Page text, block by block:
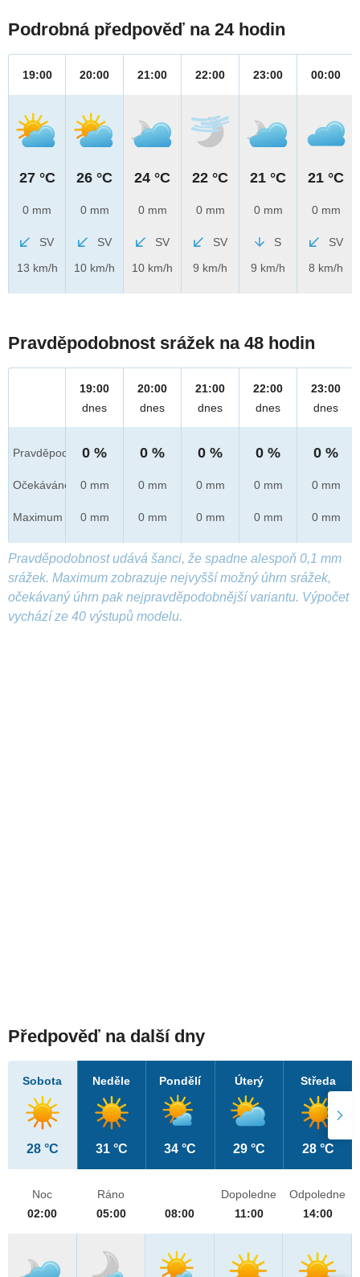
Podrobná předpověď na 24 hodin
19:00
27 °C
0 mm
SV
13 km/h
20:00
26 °C
0 mm
SV
10 km/h
21:00
24 °C
0 mm
SV
10 km/h
22:00
22 °C
0 mm
SV
9 km/h
23:00
21 °C
0 mm
S
9 km/h
00:00
21 °C
0 mm
SV
8 km/h
Pravděpodobnost srážek na 48 hodin
Pravděpod.
Očekáváno
Maximum
19:00
dnes
0 %
0 mm
0 mm
20:00
dnes
0 %
0 mm
0 mm
21:00
dnes
0 %
0 mm
0 mm
22:00
dnes
0 %
0 mm
0 mm
23:00
dnes
0 %
0 mm
0 mm
Pravděpodobnost udává šanci, že spadne alespoň 0,1 mm
srážek. Maximum zobrazuje nejvyšší možný úhrn srážek,
očekávaný úhrn pak nejpravděpodobnější variantu. Výpočet
vychází ze 40 výstupů modelu.
Předpověď na další dny
Sobota
28 °C
Neděle
31 °C
Pondělí
34 °C
Úterý
29 °C
Středa
28 °C
Noc
02:00
Ráno
05:00
08:00
Dopoledne
11:00
Odpoledne
14:00